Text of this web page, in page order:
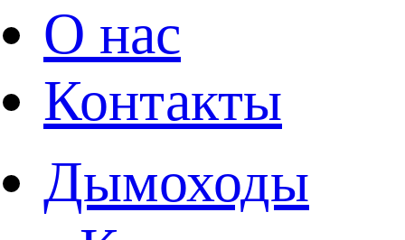
О нас
Контакты
Дымоходы